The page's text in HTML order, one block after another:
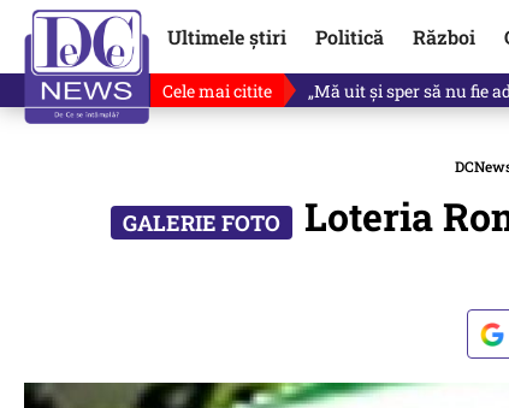
Ultimele știri Politică Război
Cele mai citite Revine în scenă o
Loteria